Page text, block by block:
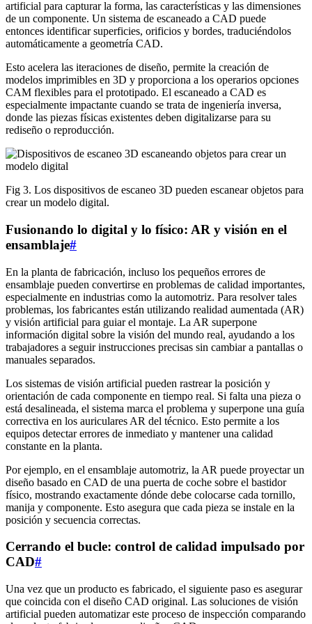
artificial para capturar la forma, las características y las dimensiones
de un componente. Un sistema de escaneado a CAD puede
entonces identificar superficies, orificios y bordes, traduciéndolos
automáticamente a geometría CAD.
Esto acelera las iteraciones de diseño, permite la creación de
modelos imprimibles en 3D y proporciona a los operarios opciones
CAM flexibles para el prototipado. El escaneado a CAD es
especialmente impactante cuando se trata de ingeniería inversa,
donde las piezas físicas existentes deben digitalizarse para su
rediseño o reproducción.
Fig 3. Los dispositivos de escaneo 3D pueden escanear objetos para
crear un modelo digital.
Fusionando lo digital y lo físico: AR y visión en el
ensamblaje#
En la planta de fabricación, incluso los pequeños errores de
ensamblaje pueden convertirse en problemas de calidad importantes,
especialmente en industrias como la automotriz. Para resolver tales
problemas, los fabricantes están utilizando realidad aumentada (AR)
y visión artificial para guiar el montaje. La AR superpone
información digital sobre la visión del mundo real, ayudando a los
trabajadores a seguir instrucciones precisas sin cambiar a pantallas o
manuales separados.
Los sistemas de visión artificial pueden rastrear la posición y
orientación de cada componente en tiempo real. Si falta una pieza o
está desalineada, el sistema marca el problema y superpone una guía
correctiva en los auriculares AR del técnico. Esto permite a los
equipos detectar errores de inmediato y mantener una calidad
constante en la planta.
Por ejemplo, en el ensamblaje automotriz, la AR puede proyectar un
diseño basado en CAD de una puerta de coche sobre el bastidor
físico, mostrando exactamente dónde debe colocarse cada tornillo,
manija y componente. Esto asegura que cada pieza se instale en la
posición y secuencia correctas.
Cerrando el bucle: control de calidad impulsado por
CAD#
Una vez que un producto es fabricado, el siguiente paso es asegurar
que coincida con el diseño CAD original. Las soluciones de visión
artificial pueden automatizar este proceso de inspección comparando